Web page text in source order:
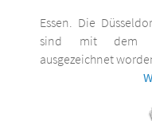
Essen. Die
sind mit dem
ausgezeichnet